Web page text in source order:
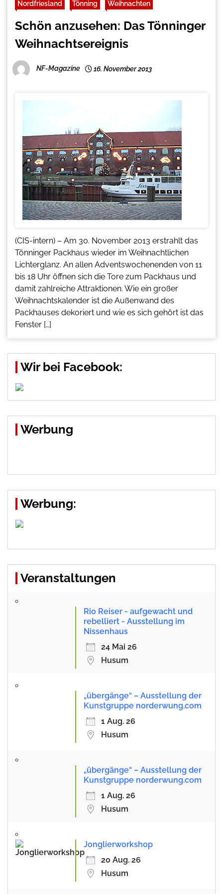
Nordfriesland Tönning Weihnachten
Schön anzusehen: Das Tönninger
Weihnachtsereignis
NF-Magazine 16. November 2013
(CIS-intern) – Am 30. November 2013 erstrahlt das
Tönninger Packhaus wieder im Weihnachtlichen
Lichterglanz. An allen Adventswochenenden von 11
bis 18 Uhr öffnen sich die Tore zum Packhaus und
damit zahlreiche Attraktionen. Wie ein großer
Weihnachtskalender ist die Außenwand des
Packhauses dekoriert und wie es sich gehört ist das
Fenster […]
Wir bei Facebook:
Werbung
Werbung:
Veranstaltungen
Rio Reiser - aufgewacht und
rebelliert - Ausstellung im
Nissenhaus
24 Mai 26
Husum
„übergänge“ – Ausstellung der
Kunstgruppe norderwung.com
1 Aug. 26
Husum
„übergänge“ – Ausstellung der
Kunstgruppe norderwung.com
1 Aug. 26
Husum
Jonglierworkshop
20 Aug. 26
Husum